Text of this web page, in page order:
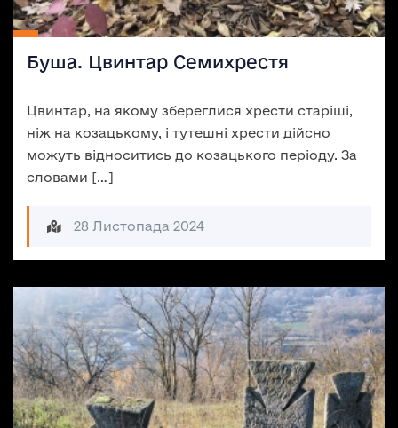
Буша. Цвинтар Семихрестя
Цвинтар, на якому збереглися хрести старіші,
ніж на козацькому, і тутешні хрести дійсно
можуть відноситись до козацького періоду. За
словами […]
28 Листопада 2024